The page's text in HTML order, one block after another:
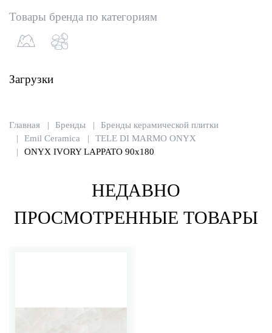
Товары бренда по категориям
Загрузки
Главная Бренды
Бренды керамической плитки
Emil Ceramica
TELE DI MARMO ONYX
ONYX IVORY LAPPATO 90x180
НЕДАВНО
ПРОСМОТРЕННЫЕ ТОВАРЫ